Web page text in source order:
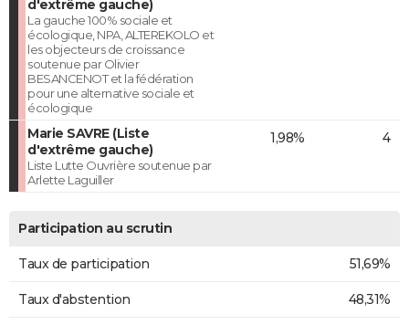
d'extrême gauche)
La gauche 100% sociale et
écologique, NPA, ALTEREKOLO et
les objecteurs de croissance
soutenue par Olivier
BESANCENOT et la fédération
pour une alternative sociale et
écologique
Marie SAVRE (Liste
d'extrême gauche)
Liste Lutte Ouvrière soutenue par
Arlette Laguiller
1,98% 4
Participation au scrutin
Taux de participation 51,69%
Taux d'abstention 48,31%